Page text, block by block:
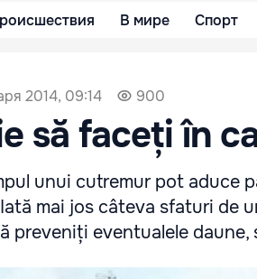
В мире Спорт
2014, 09:14 900
să faceți în
unui cutremur pot aduce
mai jos câteva sfaturi de
preveniți eventualele daune,